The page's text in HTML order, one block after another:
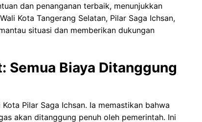
dan penanganan terbaik, menunjukkan
Kota Tangerang Selatan, Pilar Saga Ichsan,
situasi dan memberikan dukungan
Semua Biaya Ditanggung
Pilar Saga Ichsan. Ia memastikan bahwa
akan ditanggung penuh oleh pemerintah. Ini